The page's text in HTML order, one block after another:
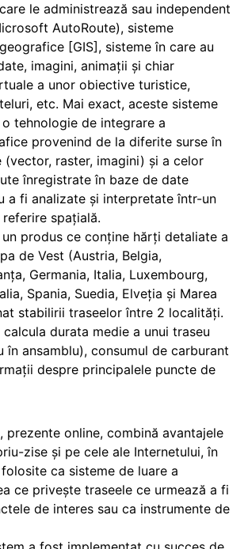
le administrează sau independent
AutoRoute), sisteme
[GIS], sisteme în care au
imagini, animaţii şi chiar
a unor obiective turistice,
etc. Mai exact, aceste sisteme
tehnologie de integrare a
provenind de la diferite surse în
raster, imagini) şi a celor
înregistrate în baze de date
a fi analizate şi interpretate într-un
spaţială.
produs ce conţine hărţi detaliate a
de Vest (Austria, Belgia,
Germania, Italia, Luxembourg,
Spania, Suedia, Elveţia şi Marea
stabilirii traseelor între 2 localităţi.
durata medie a unui traseu
în ansamblu), consumul de carburant
despre principalele puncte de
prezente online, combină avantajele
zise şi pe cele ale Internetului, în
ca sisteme de luare a
ce priveşte traseele ce urmează a fi
de interes sau ca instrumente de